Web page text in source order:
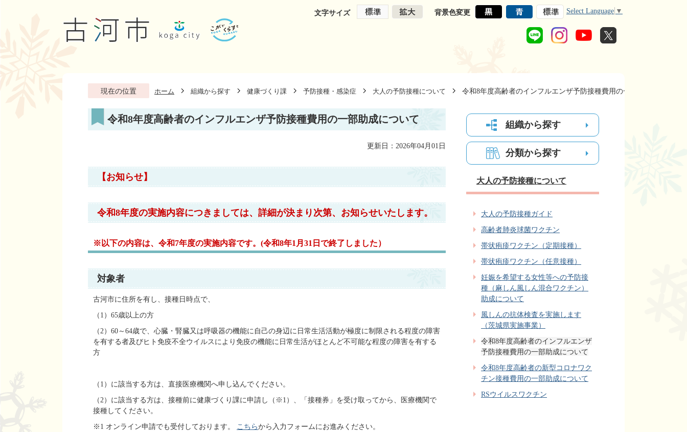
文字サイズ 背景色変更 Select Language ▼
現在の位置 ホーム 組織から探す 健康づくり課 予防接種・感染症 大人の予防接種について 令和8年度高齢者のインフルエンザ予防接種費用の一部助成について
令和8年度高齢者のインフルエンザ予防接種費用の一部助成について
更新日：2026年04月01日
【お知らせ】
令和8年度の実施内容につきましては、詳細が決まり次第、お知らせいたします。
※以下の内容は、令和7年度の実施内容です。(令和8年1月31日で終了しました）
対象者
古河市に住所を有し、接種日時点で、
（1）65歳以上の方
（2）60～64歳で、心臓・腎臓又は呼吸器の機能に自己の身辺に日常生活活動が極度に制限される程度の障害
を有する者及びヒト免疫不全ウイルスにより免疫の機能に日常生活がほとんど不可能な程度の障害を有する
方
（1）に該当する方は、直接医療機関へ申し込んでください。
（2）に該当する方は、接種前に健康づくり課に申請し（※1）、「接種券」を受け取ってから、医療機関で
接種してください。
※1 オンライン申請でも受付しております。
こちらから入力フォームにお進みください。
組織から探す
分類から探す
大人の予防接種について
大人の予防接種ガイド
高齢者肺炎球菌ワクチン
帯状疱疹ワクチン（定期接種）
帯状疱疹ワクチン（任意接種）
妊娠を希望する女性等への予防接
種（麻しん風しん混合ワクチン）
助成について
風しんの抗体検査を実施します
（茨城県実施事業）
令和8年度高齢者のインフルエンザ
予防接種費用の一部助成について
令和8年度高齢者の新型コロナワク
チン接種費用の一部助成について
RSウイルスワクチン